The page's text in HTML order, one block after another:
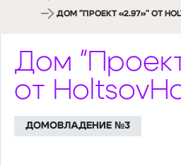
ДОМ "ПРОЕКТ «2.97»" ОТ
Дом
от
ДОМОВЛАДЕНИЕ №3